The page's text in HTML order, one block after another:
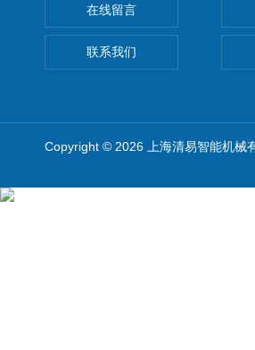
在线留言
联系我们
Copyright © 2026 上海清易智能机械